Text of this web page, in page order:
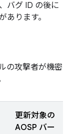
バグ ID の後に
ります。
の攻撃者が機密
更新対象の
AOSP バー